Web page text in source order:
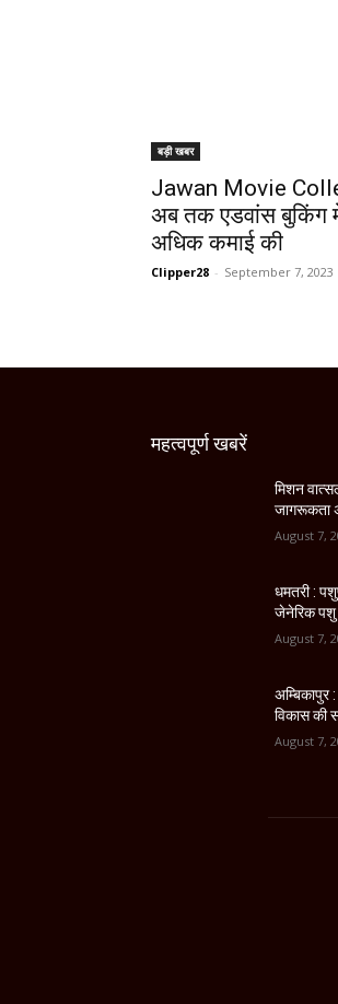
बड़ी खबर
Jawan Movie
अब तक एडवांस बुकिंग
अधिक कमाई की
Clipper28 - September 7, 2023
महत्वपूर्ण खबरें
मिशन
जागरूकता
August 7,
धमतरी :
जेनेरिक पशु
August 7,
अम्बिकापुर
विकास की
August 7,